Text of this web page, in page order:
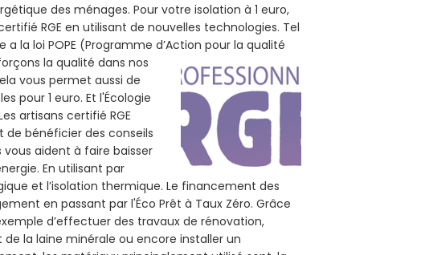
des ménages. Pour votre isolation à 1 euro,
RGE en utilisant de nouvelles technologies. Tel
la loi POPE (Programme d’Action pour la qualité
la qualité dans nos
vous permet aussi de
pour 1 euro. Et l'Écologie
artisans certifié RGE
de bénéficier des conseils
vous aident à faire baisser
En utilisant par
et l’isolation thermique. Le financement des
en passant par l'Éco Prêt à Taux Zéro. Grâce
d’effectuer des travaux de rénovation,
de la laine minérale ou encore installer un